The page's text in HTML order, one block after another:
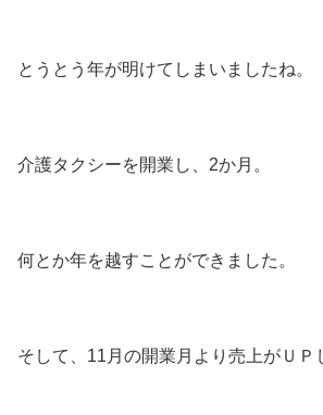
とうとう年が明けてしまいましたね。
介護タクシーを開業し、2か月。
何とか年を越すことができました。
そして、11月の開業月より売上がＵＰ